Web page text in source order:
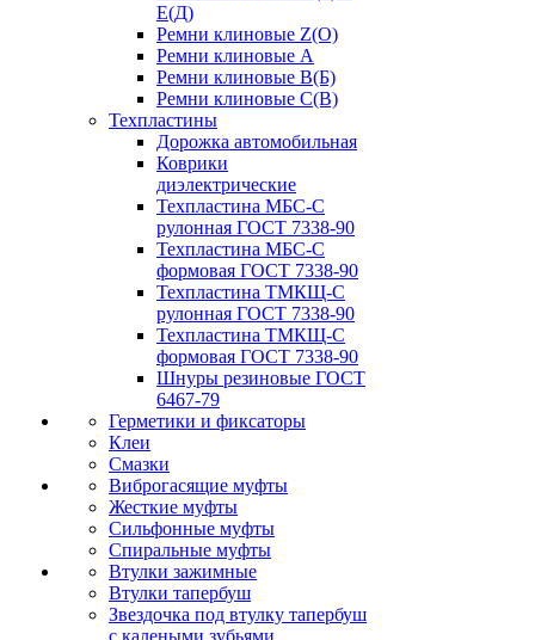
Е(Д)
Ремни клиновые Z(О)
Ремни клиновые А
Ремни клиновые В(Б)
Ремни клиновые С(В)
Техпластины
Дорожка автомобильная
Коврики
диэлектрические
Техпластина МБС-С
рулонная ГОСТ 7338-90
Техпластина МБС-С
формовая ГОСТ 7338-90
Техпластина ТМКЩ-С
рулонная ГОСТ 7338-90
Техпластина ТМКЩ-С
формовая ГОСТ 7338-90
Шнуры резиновые ГОСТ
6467-79
Герметики и фиксаторы
Клеи
Смазки
Виброгасящие муфты
Жесткие муфты
Сильфонные муфты
Спиральные муфты
Втулки зажимные
Втулки тапербуш
Звездочка под втулку тапербуш
c калеными зубьями